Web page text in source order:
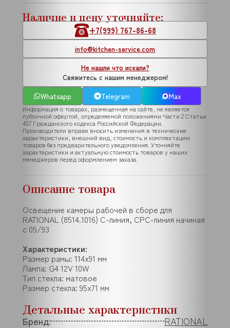
Наличие и цену уточняйте:
+7(999) 767-86-68
info@kitchen-service.com
Не нашли что искали?
Свяжитесь с нашим менеджером!
Whatsapp
Telegram Max
Информация о товарах, размещенная на сайте, не является
публичной офертой, определяемой положениями Части 2 Статьи
437 Гражданского кодекса Российской Федерации.
Производители вправе вносить изменения в технические
характеристики, внешний вид, стоимость и комплектацию
товаров без предварительного уведомления. Уточняйте
характеристики и актуальную стоимость товаров у наших
менеджеров перед оформлением заказа.
Описание товара
Освещение камеры рабочей в сборе для
RATIONAL (8514.1016) C-линия, CPC-линия начиная
с 05/93
Характеристики:
Размер рамы: 114x91 мм
Лампа: G4 12V 10W
Тип стекла: матовое
Размер стекла: 95x71 мм
Детальные характеристики
Бренд:
RATIONAL